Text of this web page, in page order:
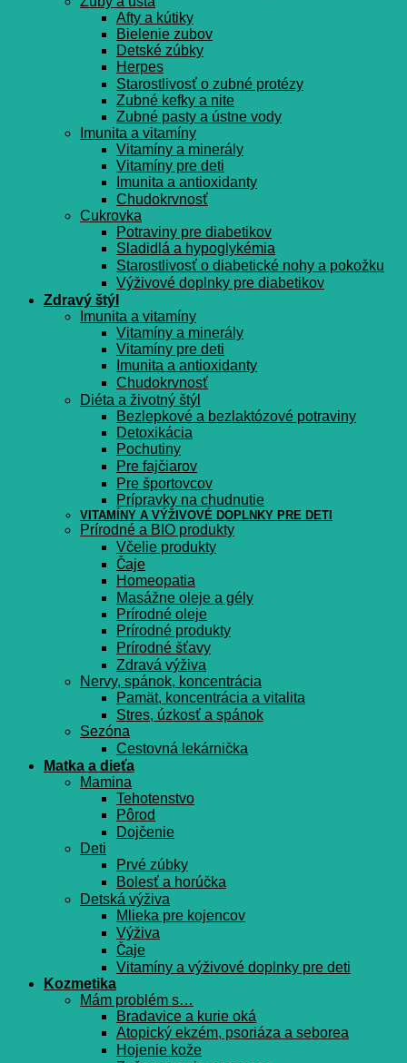
Afty a kútiky
Bielenie zubov
Detské zúbky
Herpes
Starostlivosť o zubné protézy
Zubné kefky a nite
Zubné pasty a ústne vody
Imunita a vitamíny
Vitamíny a minerály
Vitamíny pre deti
Imunita a antioxidanty
Chudokrvnosť
Cukrovka
Potraviny pre diabetikov
Sladidlá a hypoglykémia
Starostlivosť o diabetické nohy a pokožku
Výživové doplnky pre diabetikov
Zdravý štýl
Imunita a vitamíny
Vitamíny a minerály
Vitamíny pre deti
Imunita a antioxidanty
Chudokrvnosť
Diéta a životný štýl
Bezlepkové a bezlaktózové potraviny
Detoxikácia
Pochutiny
Pre fajčiarov
Pre športovcov
Prípravky na chudnutie
VITAMÍNY A VÝŽIVOVÉ DOPLNKY PRE DETI
Prírodné a BIO produkty
Včelie produkty
Čaje
Homeopatia
Masážne oleje a gély
Prírodné oleje
Prírodné produkty
Prírodné šťavy
Zdravá výživa
Nervy, spánok, koncentrácia
Pamät, koncentrácia a vitalita
Stres, úzkosť a spánok
Sezóna
Cestovná lekárnička
Matka a dieťa
Mamina
Tehotenstvo
Pôrod
Dojčenie
Deti
Prvé zúbky
Bolesť a horúčka
Detská výživa
Mlieka pre kojencov
Výživa
Čaje
Vitamíny a výživové doplnky pre deti
Kozmetika
Mám problém s…
Bradavice a kurie oká
Atopický ekzém, psoriáza a seborea
Hojenie kože